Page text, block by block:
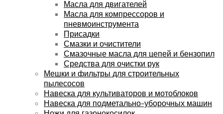
Масла для двигателей
Масла для компрессоров и
пневмоинструмента
Присадки
Смазки и очистители
Смазочные масла для цепей и бензопил
Средства для очистки рук
Мешки и фильтры для строительных
пылесосов
Навеска для культиваторов и мотоблоков
Навеска для подметально-уборочных машин